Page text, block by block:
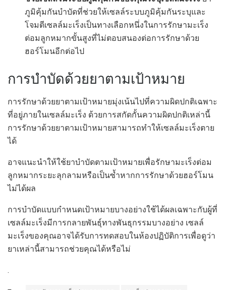
ภูมิคุ้มกันบำบัดที่ช่วยให้เซลล์ระบบภูมิคุ้มกันระบุและ
โจมตีเซลล์มะเร็งเป็นทางเลือกหนึ่งในการรักษามะเร็ง
ต่อมลูกหมากขั้นสูงที่ไม่ตอบสนองต่อการรักษาด้วย
ฮอร์โมนอีกต่อไป
การบำบัดด้วยยาตามเป้าหมาย
การรักษาด้วยยาตามเป้าหมายมุ่งเน้นไปที่ความผิดปกติเฉพาะ
ที่อยู่ภายในเซลล์มะเร็ง ด้วยการสกัดกั้นความผิดปกติเหล่านี้
การรักษาด้วยยาตามเป้าหมายสามารถทำให้เซลล์มะเร็งตาย
ได้
อาจแนะนำให้ใช้ยาบำบัดตามเป้าหมายเพื่อรักษามะเร็งต่อม
ลูกหมากระยะลุกลามหรือเป็นซ้ำหากการรักษาด้วยฮอร์โมน
ไม่ได้ผล
การบำบัดแบบกำหนดเป้าหมายบางอย่างใช้ได้ผลเฉพาะกับผู้ที่
เซลล์มะเร็งมีการกลายพันธุ์ทางพันธุกรรมบางอย่าง เซลล์
มะเร็งของคุณอาจได้รับการทดสอบในห้องปฏิบัติการเพื่อดูว่า
ยาเหล่านี้สามารถช่วยคุณได้หรือไม่
.